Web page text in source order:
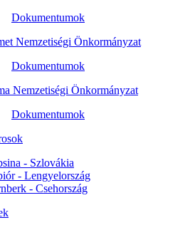
Dokumentumok
Nemzetiségi Önkormányzat
Dokumentumok
Nemzetiségi Önkormányzat
Dokumentumok
- Szlovákia
- Lengyelország
- Csehország